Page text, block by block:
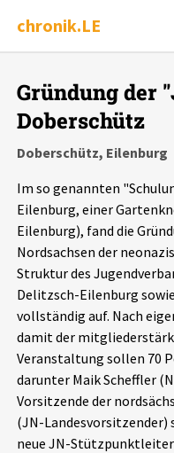
chronik.LE
Chronik
Dossiers
Leipziger Zustände
Schlaglichter
Phänomene
Aktuelles
Gründung der
Doberschütz
Doberschütz, Eilenburg
Im so genannten
Eilenburg, einer
Eilenburg), fand die
Nordsachsen der
Struktur des
Delitzsch-Eilenburg
vollständig auf. Nach
damit der
Veranstaltung sollen 70
darunter Maik Scheffler
Vorsitzende der
(JN-Landesvorsitzender)
neue JN-Stützpunktleiter
Alle Ereignisse
7502Ereignisse
Ereignisse